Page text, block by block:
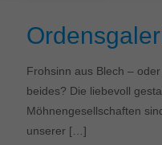
Frohsinn aus Blech –
beides? Die liebevoll
Möhnengesellschaften
unserer […]